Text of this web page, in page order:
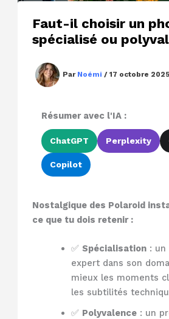
Faut-il choisir un
spécialisé ou
Par Noémi /17 octobre 2025
Résumer avec l'IA :
ChatGPT Perplexity
Copilot
Nostalgique des Polaroid
ce que tu dois retenir :
✅ Spécialisation: un
expert dans son
mieux les moments
les subtilités
✅ Polyvalence: un